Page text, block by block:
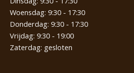
Woensdag: 9:30 - 17:30
Donderdag: 9:30 - 17:30
Vrijdag: 9:30 - 19:00
Zaterdag: gesloten